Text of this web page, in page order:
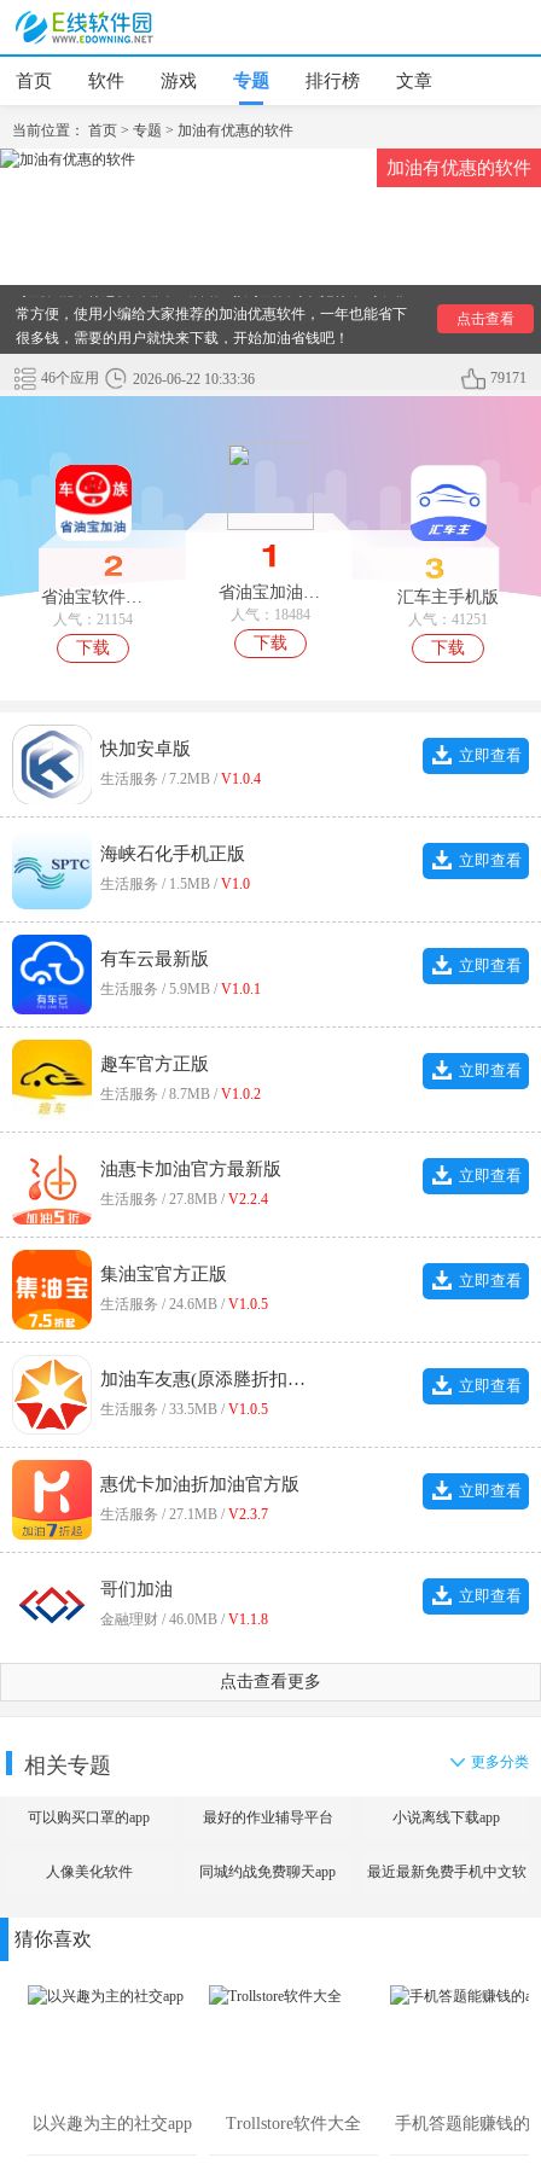
首页 软件 游戏 专题 排行榜 文章
当前位置： 首页 > 专题 > 加油有优惠的软件
加油有优惠的软件
导航功能，你想要去哪个加油站直接导航就可以把你带到，非
常方便，使用小编给大家推荐的加油优惠软件，一年也能省下
很多钱，需要的用户就快来下载，开始加油省钱吧！
点击查看
46个应用 2026-06-22 10:33:36 79171
省油宝软件正版
人气：21154
下载
省油宝加油最新版
人气：18484
下载
汇车主手机版
人气：41251
下载
快加安卓版
生活服务 / 7.2MB / V1.0.4
立即查看
海峡石化手机正版
生活服务 / 1.5MB / V1.0
立即查看
有车云最新版
生活服务 / 5.9MB / V1.0.1
立即查看
趣车官方正版
生活服务 / 8.7MB / V1.0.2
立即查看
油惠卡加油官方最新版
生活服务 / 27.8MB / V2.2.4
立即查看
集油宝官方正版
生活服务 / 24.6MB / V1.0.5
立即查看
加油车友惠(原添塍折扣加油)手机正版
生活服务 / 33.5MB / V1.0.5
立即查看
惠优卡加油折加油官方版
生活服务 / 27.1MB / V2.3.7
立即查看
哥们加油
金融理财 / 46.0MB / V1.1.8
立即查看
点击查看更多
相关专题 更多分类
可以购买口罩的app 最好的作业辅导平台 小说离线下载app
人像美化软件 同城约战免费聊天app 最近最新免费手机中文软
猜你喜欢
以兴趣为主的社交app Trollstore软件大全 手机答题能赚钱的